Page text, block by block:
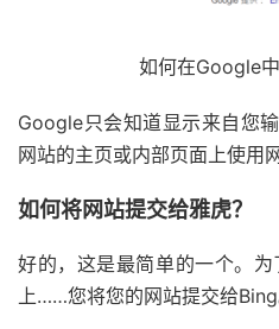
如何在Google
Google只会知道显示来自您
网站的主页或内部页面上使用
如何将网站提交给雅虎？
好的，这是最简单的一个。
上……您将您的网站提交给Bing